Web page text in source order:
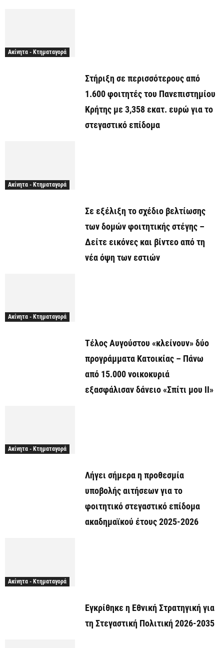
Ακίνητα - Κτηματαγορά
Στήριξη σε περισσότερους από
1.600 φοιτητές του Πανεπιστημίου
Κρήτης με 3,358 εκατ. ευρώ για το
στεγαστικό επίδομα
Ακίνητα - Κτηματαγορά
Σε εξέλιξη το σχέδιο βελτίωσης
των δομών φοιτητικής στέγης –
Δείτε εικόνες και βίντεο από τη
νέα όψη των εστιών
Ακίνητα - Κτηματαγορά
Τέλος Αυγούστου «κλείνουν» δύο
προγράμματα Κατοικίας – Πάνω
από 15.000 νοικοκυριά
εξασφάλισαν δάνειο «Σπίτι μου ΙΙ»
Ακίνητα - Κτηματαγορά
Λήγει σήμερα η προθεσμία
υποβολής αιτήσεων για το
φοιτητικό στεγαστικό επίδομα
ακαδημαϊκού έτους 2025-2026
Ακίνητα - Κτηματαγορά
Εγκρίθηκε η Εθνική Στρατηγική για
τη Στεγαστική Πολιτική 2026-2035